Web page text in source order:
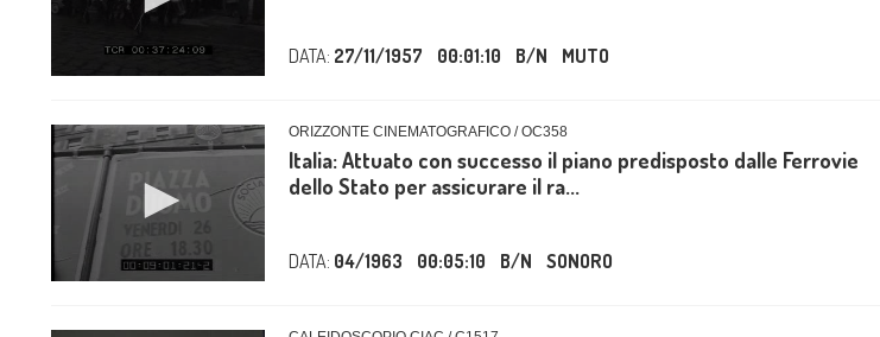
DATA: 27/11/1957 00:01:10 B/N MUTO
ORIZZONTE CINEMATOGRAFICO / OC358
Italia: Attuato con successo il piano predisposto dalle Ferrovie
dello Stato per assicurare il ra...
DATA: 04/1963 00:05:10 B/N SONORO